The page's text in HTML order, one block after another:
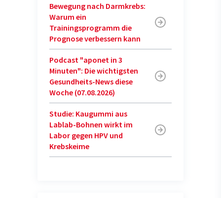
Bewegung nach Darmkrebs:
Warum ein
Trainingsprogramm die
Prognose verbessern kann
Podcast "aponet in 3
Minuten": Die wichtigsten
Gesundheits-News diese
Woche (07.08.2026)
Studie: Kaugummi aus
Lablab-Bohnen wirkt im
Labor gegen HPV und
Krebskeime